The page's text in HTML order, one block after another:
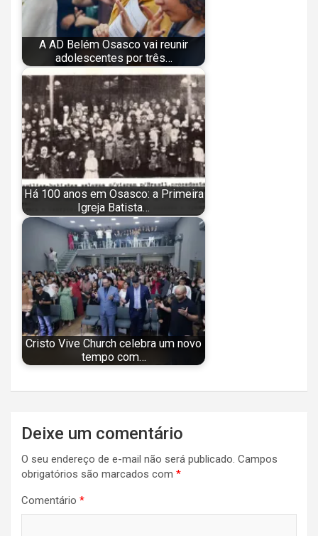
A AD Belém Osasco vai reunir
adolescentes por três…
Há 100 anos em Osasco: a Primeira
Igreja Batista…
Cristo Vive Church celebra um novo
tempo com…
Navegação
de
Post
Deixe um comentário
O seu endereço de e-mail não será publicado. Campos
obrigatórios são marcados com *
Comentário *